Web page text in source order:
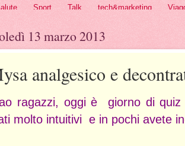
Sport Talk tech&marketing
13 marzo 2013
analgesico e
ragazzi, oggi è giorno di
molto intuitivi e in pochi avete